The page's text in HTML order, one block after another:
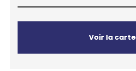
Voir la carte